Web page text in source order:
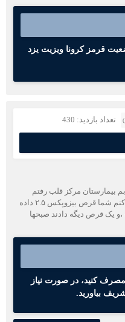
قرمز کرونا ویزیت یزد
تعداد بازدید: 430
بیمارستان مرکز قلب رفتم
گفتند مراجعه به دکتر بزرگی کنم چه کار کنم شما قرص بیزوپکس ۲.۵ داده
یک قرص دیگه دادند صبحها
کنید، در صورت نیاز
بیاورید.